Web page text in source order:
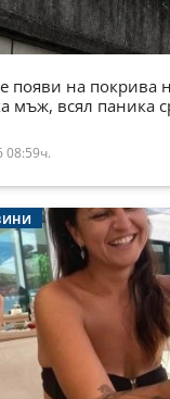
появи на покрива
мъж, всял паника
08:59ч.